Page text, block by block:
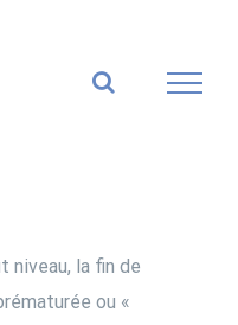
niveau, la fin de
ou «